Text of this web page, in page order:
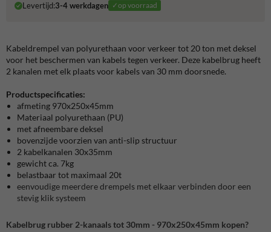
Levertijd:3-4 werkdagen ✓op voorraad
Kabeldrempel van polyurethaan voor verkeer tot 20 ton met deksel
voor het beschermen van kabels tegen verkeer. Deze kabelbrug heeft
2 kanalen met elk plaats voor kabels van 30 mm doorsnede.
Productspecificaties:
afmeting 970x250x45mm
Materiaal polyurethaan (PU)
met afneembare deksel
bovenzijde voorzien van anti-slip structuur
2 kabelkanalen 30x35mm
gewicht ca. 7kg
belastbaar tot maximaal 20t
eenvoudige meerdere drempels met elkaar verbinden door een
stevig klik systeem
Kabelbrug rubber 2-kanaals tot 30mm - 970x250x45mm kopen?